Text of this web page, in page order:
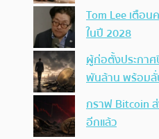
Tom Lee เตือน
ในปี 2028
ผู้ก่อตั้งประกา
พันล้าน พร้อมลั่
กราฟ Bitcoin
อีกแล้ว